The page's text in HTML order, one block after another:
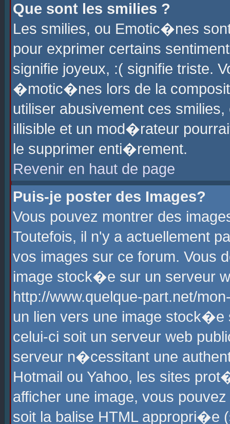
Que sont les smilies ?
Les smilies, ou Emotic�nes
pour exprimer certains
signifie joyeux, :( signifie triste.
�motic�nes lors de la
utiliser abusivement ces
illisible et un mod�rateur
le supprimer enti�rement.
Revenir en haut de page
Puis-je poster des Images?
Vous pouvez montrer des
Toutefois, il n'y a actuellement
vos images sur ce forum. Vous
image stock�e sur un serveur
http://www.quelque-part.net/
un lien vers une image
celui-ci soit un serveur web
serveur n�cessitant une
Hotmail ou Yahoo, les sites
afficher une image, vous
soit la balise HTML